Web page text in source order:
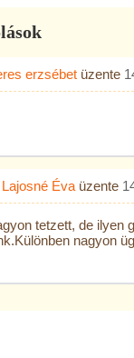
erzsébet üzente
Éva üzente
tetzett, de ilyen
nagyon